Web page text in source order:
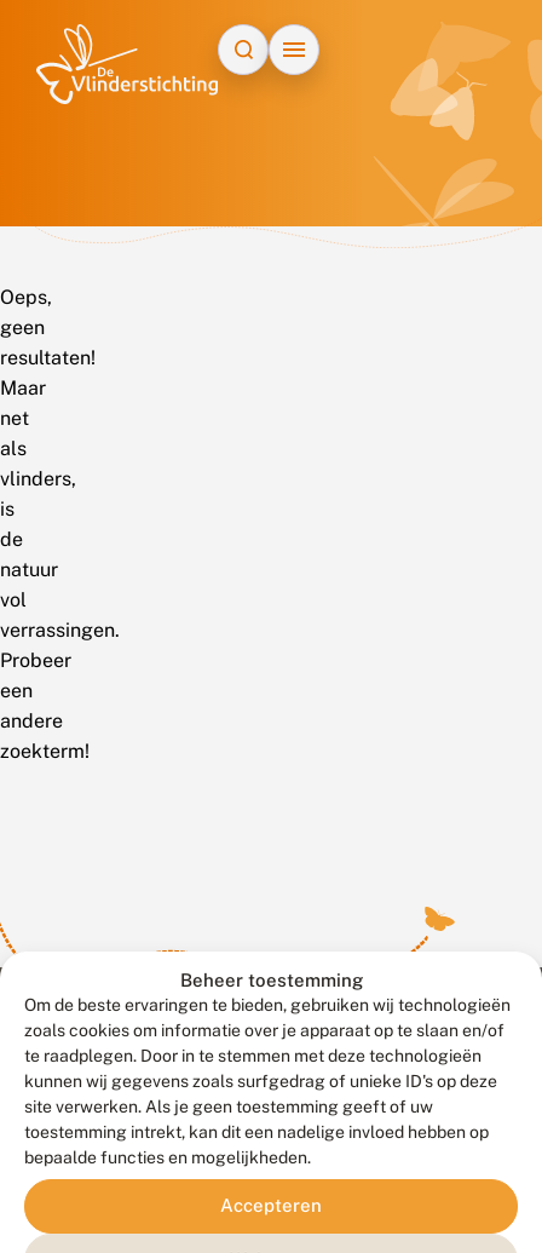
Beheer toestemming
Om de beste ervaringen te bieden, gebruiken wij technologieën
zoals cookies om informatie over je apparaat op te slaan en/of
te raadplegen. Door in te stemmen met deze technologieën
kunnen wij gegevens zoals surfgedrag of unieke ID's op deze
site verwerken. Als je geen toestemming geeft of uw
toestemming intrekt, kan dit een nadelige invloed hebben op
bepaalde functies en mogelijkheden.
Accepteren
Oeps,
geen
resultaten!
Maar
net
als
vlinders,
is
de
natuur
vol
verrassingen.
Probeer
een
andere
zoekterm!
Contact
Veelgestelde vragen
Meld waarnemingen© 2026 Vlinderstichting
Duurzaam ontwikkeld door
Go2People
, ontworpen door
Blue Field Agency
Privacy
Disclaimer
Sitemap